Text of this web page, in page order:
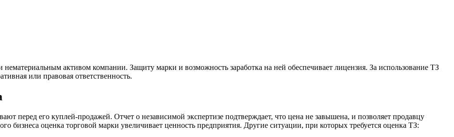
нематериальным активом компании. Защиту марки и возможность заработка на ней обеспечивает лицензия. За использование ТЗ
или правовая ответственность.
перед его куплей-продажей. Отчет о независимой экспертизе подтверждает, что цена не завышена, и позволяет продавцу
бизнеса оценка торговой марки увеличивает ценность предприятия. Другие ситуации, при которых требуется оценка ТЗ: